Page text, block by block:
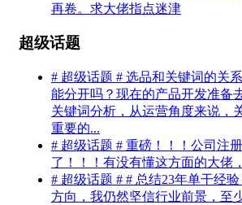
再卷。求大佬指点迷津
超级话题
# 超级话题 # 选品和关键词的关
能分开吗？现在的产品开发准备
关键词分析，从运营角度来说，
重要的...
# 超级话题 # 重磅！！！公司注
了！！！有没有懂这方面的大佬
# 超级话题 # # 总结23年单干经
方向，我仍然坚信行业前景，至